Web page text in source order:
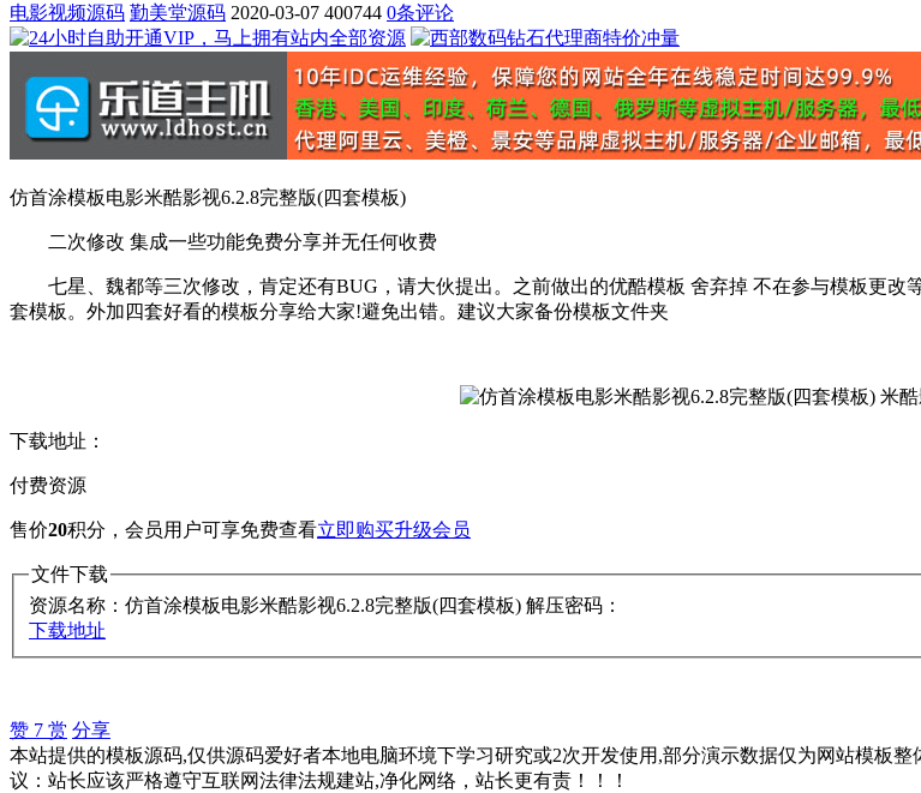
电影视频源码 勤美堂源码 2020-03-07 400744 0条评论
仿首涂模板电影米酷影视6.2.8完整版(四套模板)
二次修改 集成一些功能免费分享并无任何收费
七星、魏都等三次修改，肯定还有BUG，请大伙提出。之前做出的优酷模板 舍弃掉 不在参与模板更改
套模板。外加四套好看的模板分享给大家!避免出错。建议大家备份模板文件夹
下载地址：
付费资源
售价20积分 ，会员用户可享免费查看立即购买升级会员
文件下载
资源名称：仿首涂模板电影米酷影视6.2.8完整版(四套模板) 解压密码：
下载地址
赞 7 赏 分享
本站提供的模板源码,仅供源码爱好者本地电脑环境下学习研究或2次开发使用,部分演示数据仅为网站模板
议：站长应该严格遵守互联网法律法规建站,净化网络，站长更有责！！！